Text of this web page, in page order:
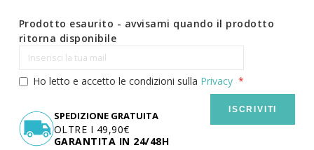
Prodotto esaurito - avvisami quando il prodotto
ritorna disponibile
Ho letto e accetto le condizioni sulla Privacy
ISCRIVITI
SPEDIZIONE GRATUITA
OLTRE I 49,90€
GARANTITA IN 24/48H